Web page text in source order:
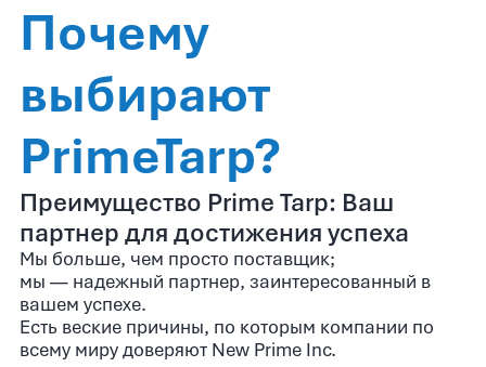
Почему
выбирают
PrimeTarp?
Преимущество Prime Tarp: Ваш
партнер для достижения успеха
Мы больше, чем просто поставщик;
мы — надежный партнер, заинтересованный в
вашем успехе.
Есть веские причины, по которым компании по
всему миру доверяют New Prime Inc.